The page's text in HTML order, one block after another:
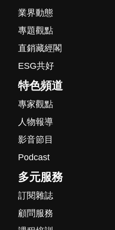
業界動態
專題觀點
直銷藏經閣
ESG共好
特色頻道
專家觀點
人物報導
影音節目
Podcast
多元服務
訂閱雜誌
顧問服務